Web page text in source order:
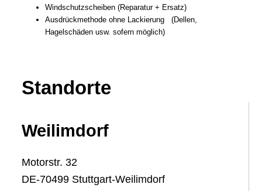
Windschutzscheiben (Reparatur + Ersatz)
Ausdrückmethode ohne Lackierung (Dellen,
Hagelschäden usw. sofern möglich)
Standorte
Weilimdorf
Motorstr. 32
DE-70499 Stuttgart-Weilimdorf